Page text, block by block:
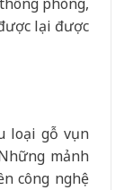
phòng,
lại được
loại gỗ vụn
mảnh
công nghệ